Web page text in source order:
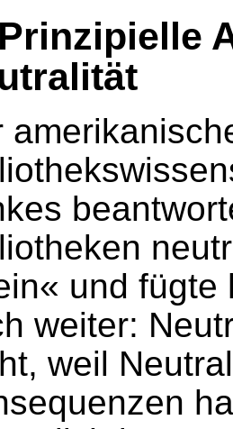
Prinzipielle
und fügte
weiter:
weil